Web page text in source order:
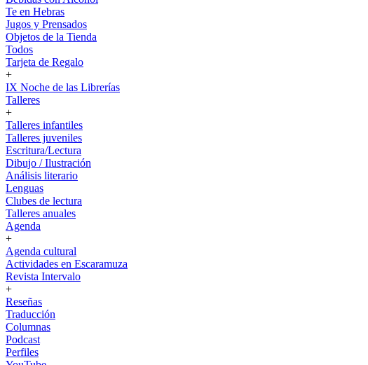
Te en Hebras
Jugos y Prensados
Objetos de la Tienda
Todos
Tarjeta de Regalo
+
IX Noche de las Librerías
Talleres
+
Talleres infantiles
Talleres juveniles
Escritura/Lectura
Dibujo / Ilustración
Análisis literario
Lenguas
Clubes de lectura
Talleres anuales
Agenda
+
Agenda cultural
Actividades en Escaramuza
Revista Intervalo
+
Reseñas
Traducción
Columnas
Podcast
Perfiles